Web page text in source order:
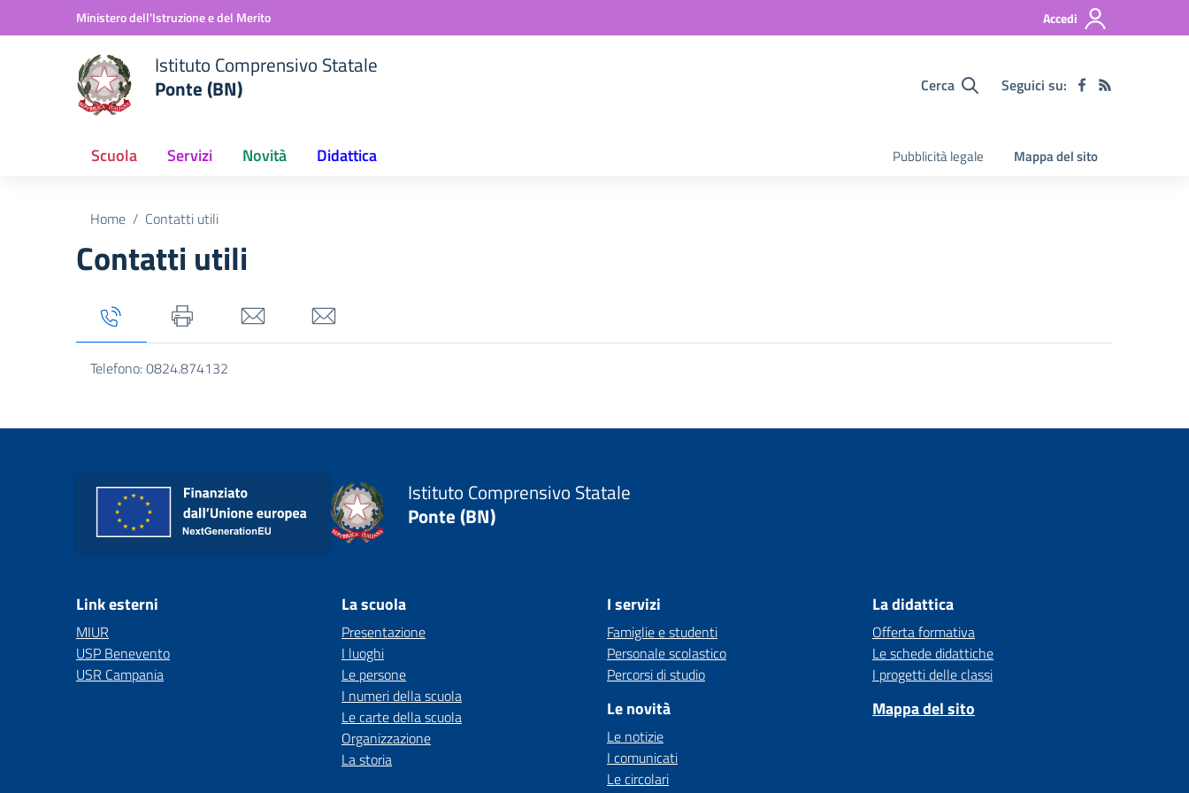
Vai ai contenuti
Vai al menu di navigazioneMinistero dell'Istruzione e del Merito Accedi
Istituto Comprensivo Statale
Ponte (BN)
Cerca Seguici su:
Scuola Servizi Novità Didattica Pubblicità legale Mappa del sito
Home Contatti utili
Contatti utili
Tab titolo 1Tab titolo 2Tab titolo 3Tab titolo 4
Telefono: 0824.874132
Istituto Comprensivo Statale
Ponte (BN)
Link esterni
MIUR
USP Benevento
USR Campania
La scuola
Presentazione
I luoghi
Le persone
I numeri della scuola
Le carte della scuola
Organizzazione
La storia
I servizi
Famiglie e studenti
Personale scolastico
Percorsi di studio
Le novità
Le notizie
I comunicati
Le circolari
La didattica
Offerta formativa
Le schede didattiche
I progetti delle classi
Mappa del sito